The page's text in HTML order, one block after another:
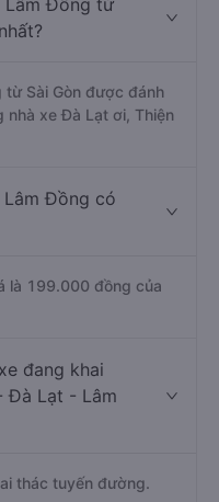
Lâm Đồng từ
Sài Gòn được đánh
nhà xe Đà Lạt ơi, Thiện
Đồng có
là 199.000 đồng của
đang khai
Đà Lạt - Lâm
thác tuyến đường.